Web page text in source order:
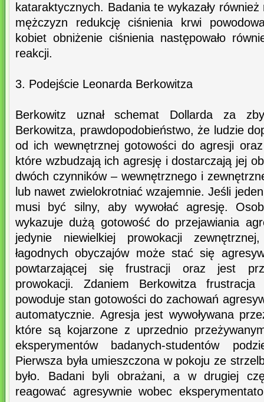
kataraktycznych. Badania te wykazały
mężczyzn redukcję ciśnienia krwi
kobiet obniżenie ciśnienia następowało
reakcji.
3. Podejście Leonarda Berkowitza
Berkowitz uznał schemat Dollarda za
Berkowitza, prawdopodobieństwo, że ludzie
od ich wewnętrznej gotowości do agresji oraz
które wzbudzają ich agresję i dostarczają jej
dwóch czynników – wewnętrznego i
lub nawet zwielokrotniać wzajemnie. Jeśli
musi być silny, aby wywołać agresję.
wykazuje dużą gotowość do przejawiania
jedynie niewielkiej prowokacji
łagodnych obyczajów może stać się
powtarzającej się frustracji oraz jest
prowokacji. Zdaniem Berkowitza frustracja
powoduje stan gotowości do zachowań
automatycznie. Agresja jest wywoływana
które są kojarzone z uprzednio
eksperymentów badanych-studentów
Pierwsza była umieszczona w pokoju ze
było. Badani byli obrażani, a w drugiej
reagować agresywnie wobec